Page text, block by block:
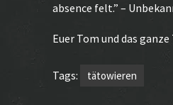
absence felt.” –
Euer Tom und das ganze
Tags: tätowieren